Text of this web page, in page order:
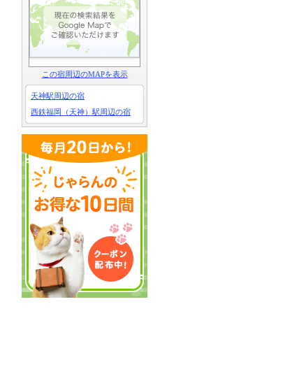
この宿周辺のMAPを表示
天神駅周辺の宿
西鉄福岡（天神）駅周辺の宿